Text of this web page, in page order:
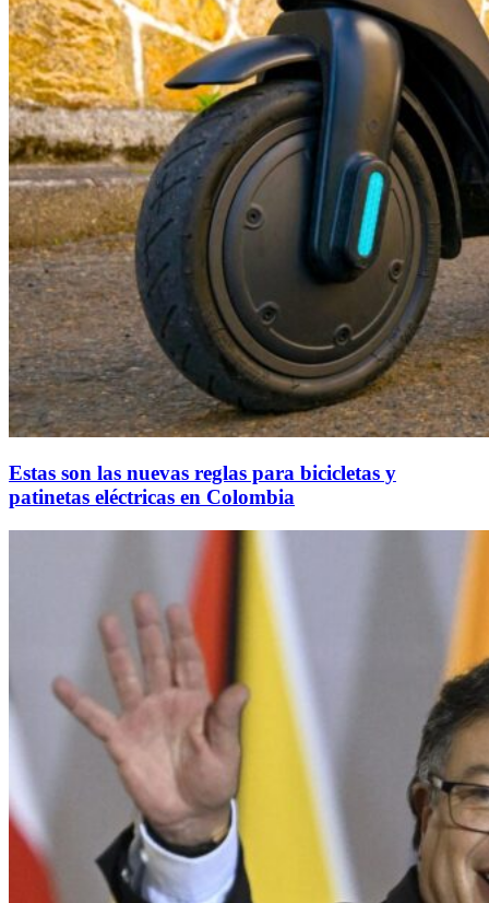
Estas son las nuevas reglas para bicicletas y
patinetas eléctricas en Colombia